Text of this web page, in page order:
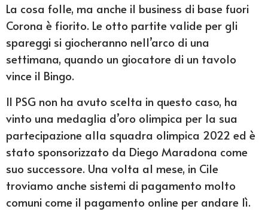
La cosa folle, ma anche il business di base fuori
Corona è fiorito. Le otto partite valide per gli
spareggi si giocheranno nell’arco di una
settimana, quando un giocatore di un tavolo
vince il Bingo.
Il PSG non ha avuto scelta in questo caso, ha
vinto una medaglia d’oro olimpica per la sua
partecipazione alla squadra olimpica 2022 ed è
stato sponsorizzato da Diego Maradona come
suo successore. Una volta al mese, in Cile
troviamo anche sistemi di pagamento molto
comuni come il pagamento online per andare lì.